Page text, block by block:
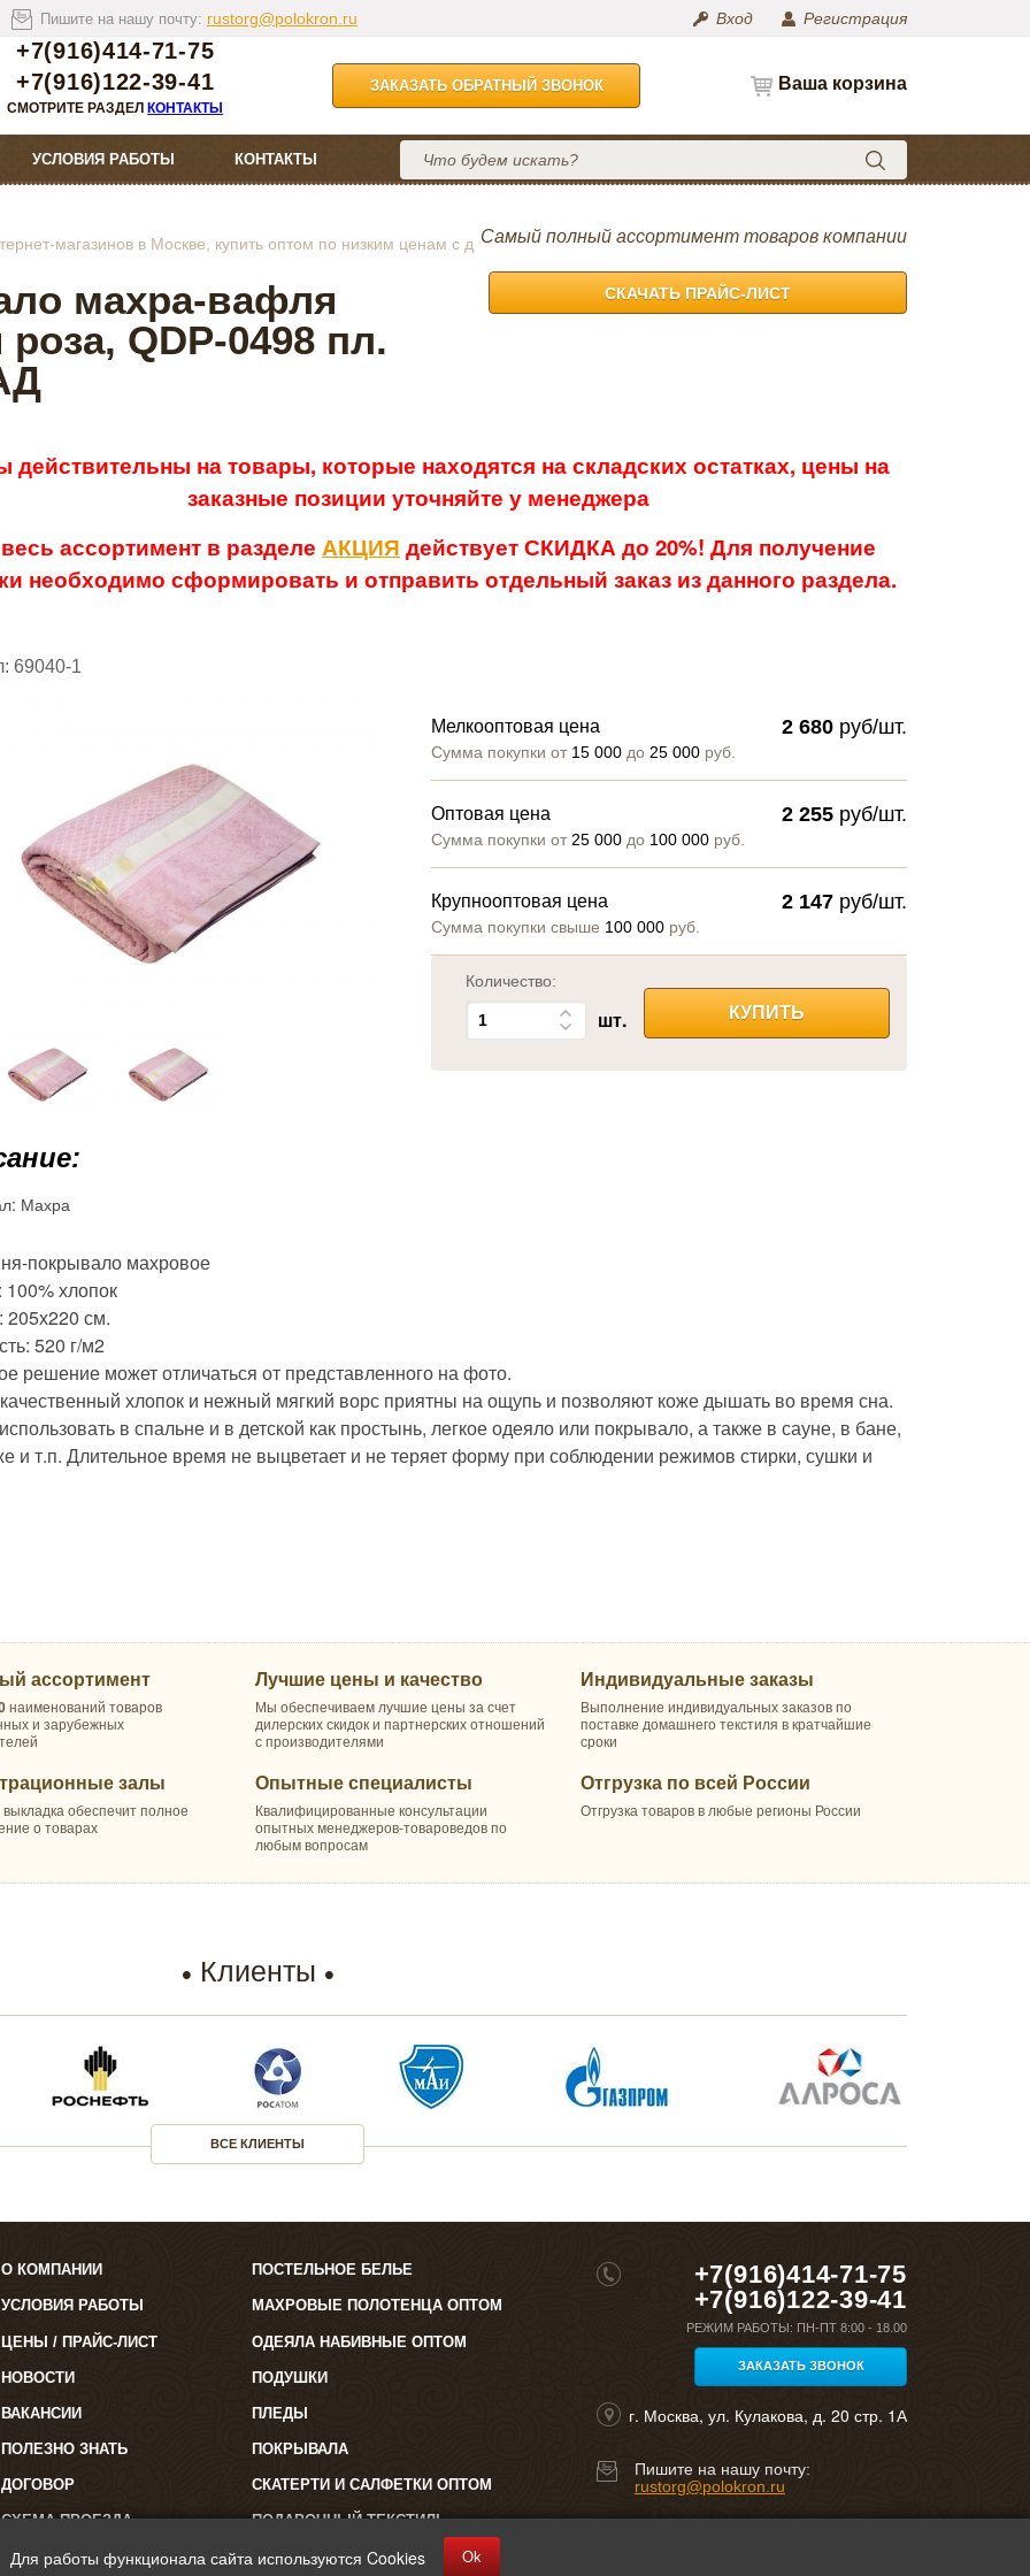
Пишите на нашу почту: rustorg@polokron.ru Вход Регистрация
+7(916)414-71-75
+7(916)122-39-41
СМОТРИТЕ РАЗДЕЛКОНТАКТЫ
ЗАКАЗАТЬ ОБРАТНЫЙ ЗВОНОК Ваша корзина
УСЛОВИЯ РАБОТЫ КОНТАКТЫ
магазинов в Москве, купить оптом по низким ценам с д
махра-вафля
QDP-0498 пл.
Самый полный ассортимент товаров компании
СКАЧАТЬ ПРАЙС-ЛИСТ
действительны на товары, которые находятся на складских остатках, цены на
заказные позиции уточняйте у менеджера
ассортимент в разделе АКЦИЯ действует СКИДКА до 20%! Для получение
необходимо сформировать и отправить отдельный заказ из данного раздела.
69040-1
Мелкооптовая цена
Сумма покупки от 15 000до 25 000руб.
2 680 руб/шт.
Оптовая цена
Сумма покупки от 25 000до 100 000руб.
2 255 руб/шт.
Крупнооптовая цена
Сумма покупки свыше 100 000руб.
2 147 руб/шт.
Количество:
шт. КУПИТЬ
Махра
покрывало махровое
хлопок
205х220 см.
520 г/м2
решение может отличаться от представленного на фото.
хлопок и нежный мягкий ворс приятны на ощупь и позволяют коже дышать во время сна.
в спальне и в детской как простынь, легкое одеяло или покрывало, а также в сауне, в бане,
и т.п. Длительное время не выцветает и не теряет форму при соблюдении режимов стирки, сушки и
ассортимент
наименований товаров
и зарубежных
залы
обеспечит полное
о товарах
Лучшие цены и качество
Мы обеспечиваем лучшие цены за счет
дилерских скидок и партнерских отношений
с производителями
Опытные специалисты
Квалифицированные консультации
опытных менеджеров-товароведов по
любым вопросам
Индивидуальные заказы
Выполнение индивидуальных заказов по
поставке домашнего текстиля в кратчайшие
сроки
Отгрузка по всей России
Отгрузка товаров в любые регионы России
Клиенты
ВСЕ КЛИЕНТЫ
О КОМПАНИИ
УСЛОВИЯ РАБОТЫ
ЦЕНЫ / ПРАЙС-ЛИСТ
НОВОСТИ
ВАКАНСИИ
ПОЛЕЗНО ЗНАТЬ
ДОГОВОР
СХЕМА ПРОЕЗДА
ПОСТЕЛЬНОЕ БЕЛЬЕ
МАХРОВЫЕ ПОЛОТЕНЦА ОПТОМ
ОДЕЯЛА НАБИВНЫЕ ОПТОМ
ПОДУШКИ
ПЛЕДЫ
ПОКРЫВАЛА
СКАТЕРТИ И САЛФЕТКИ ОПТОМ
ПОДАРОЧНЫЙ ТЕКСТИЛЬ
+7(916)414-71-75
+7(916)122-39-41
РЕЖИМ РАБОТЫ: ПН-ПТ 8:00 - 18.00
ЗАКАЗАТЬ ЗВОНОК
г. Москва, ул. Кулакова, д. 20 стр. 1А
Пишите на нашу почту:
rustorg@polokron.ru
©2026 "Полокрон". Все права защищены
Для работы функционала сайта используются Cookies Ok